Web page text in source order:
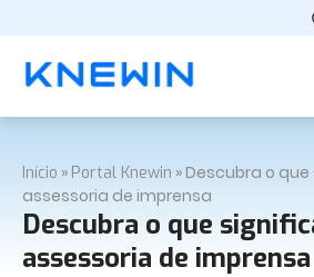
Início » Portal Knewin »Descubra o que
assessoria de imprensa
Descubra o que
assessoria de imprensa